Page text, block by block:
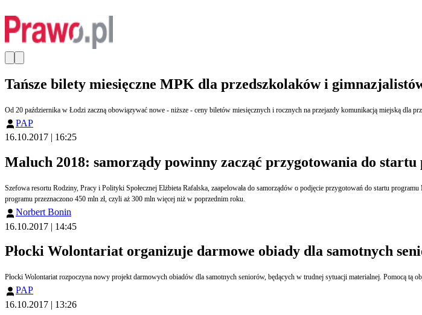
Tańsze bilety miesięczne MPK dla przedszkolaków i
Od 20 października w Łodzi zaczną obowiązywać nowe - niższe - ceny biletów miesięcznych i rocznych na przejazdy komunikacją miejską dla
PAP
16.10.2017 | 16:25
Maluch 2018: samorządy powinny zacząć przygotowania do
Szefowa resortu Rodziny, Pracy i Polityki Społecznej Elżbieta Rafalska, zaapelowała do samorządów o podjęcie przygotowań do startu
programu przeznaczono 450 mln zł, czyli aż 300 mln więcej niż w poprzednim roku.
Norbert Bonin
16.10.2017 | 14:45
Płocki Wolontariat organizuje darmowe obiady dla samotnych
Płocki Wolontariat rozpoczyna nowy projekt darmowych obiadów dla samotnych seniorów, będących w trudnej sytuacji materialnej. Pomocą tą
PAP
16.10.2017 | 13:26